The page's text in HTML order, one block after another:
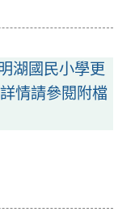
湖國民小學更
情請參閱附檔